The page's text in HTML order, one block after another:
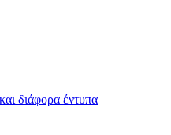
διάφορα έντυπα